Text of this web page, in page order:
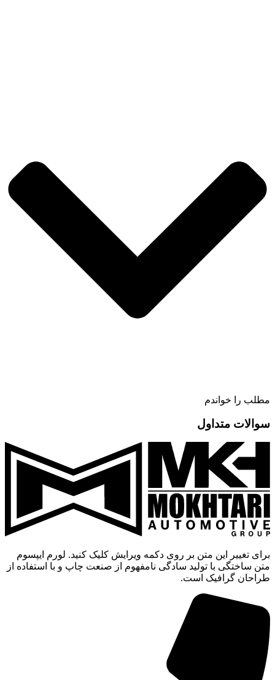
مطلب را خواندم
سوالات متداول
برای تغییر این متن بر روی دکمه ویرایش کلیک کنید. لورم ایپسوم
متن ساختگی با تولید سادگی نامفهوم از صنعت چاپ و با استفاده از
طراحان گرافیک است.